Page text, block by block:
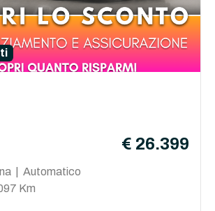
€ 26.399
| Automatico
Km